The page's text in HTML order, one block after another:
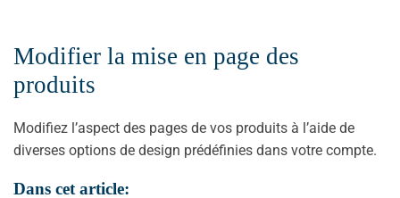
Modifier la mise en page des
produits
Modifiez l’aspect des pages de vos produits à l’aide de
diverses options de design prédéfinies dans votre compte.
Dans cet article: